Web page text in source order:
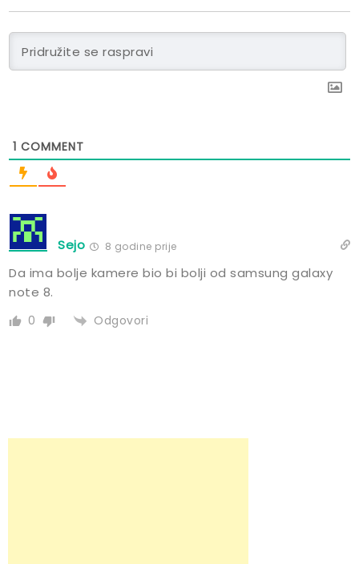
1 COMMENT
Sejo 8 godine prije
Da ima bolje kamere bio bi bolji od samsung galaxy
note 8.
0 Odgovori